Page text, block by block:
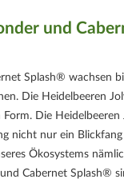
und
Splash® wachsen
Die Heidelbeeren
Die
nicht nur ein
Ökosystems
Cabernet Splash®